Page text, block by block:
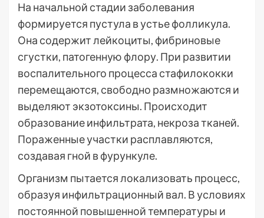
На начальной стадии заболевания
формируется пустула в устье фолликула.
Она содержит лейкоциты, фибриновые
сгустки, патогенную флору. При развитии
воспалительного процесса стафилококки
перемещаются, свободно размножаются и
выделяют экзотоксины. Происходит
образование инфильтрата, некроза тканей.
Пораженные участки расплавляются,
создавая гной в фурункуле.
Организм пытается локализовать процесс,
образуя инфильтрационный вал. В условиях
постоянной повышенной температуры и